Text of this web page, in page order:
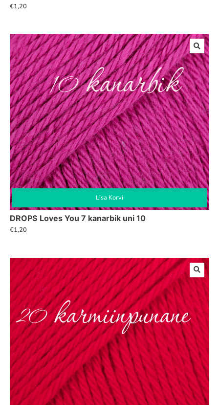
€1,20
Lisa Korvi
DROPS Loves You 7 kanarbik uni 10
€1,20